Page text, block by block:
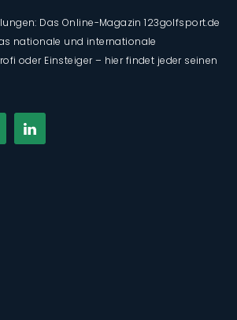
Das Online-Magazin 123golfsport.de
nationale und internationale
oder Einsteiger – hier findet jeder seinen